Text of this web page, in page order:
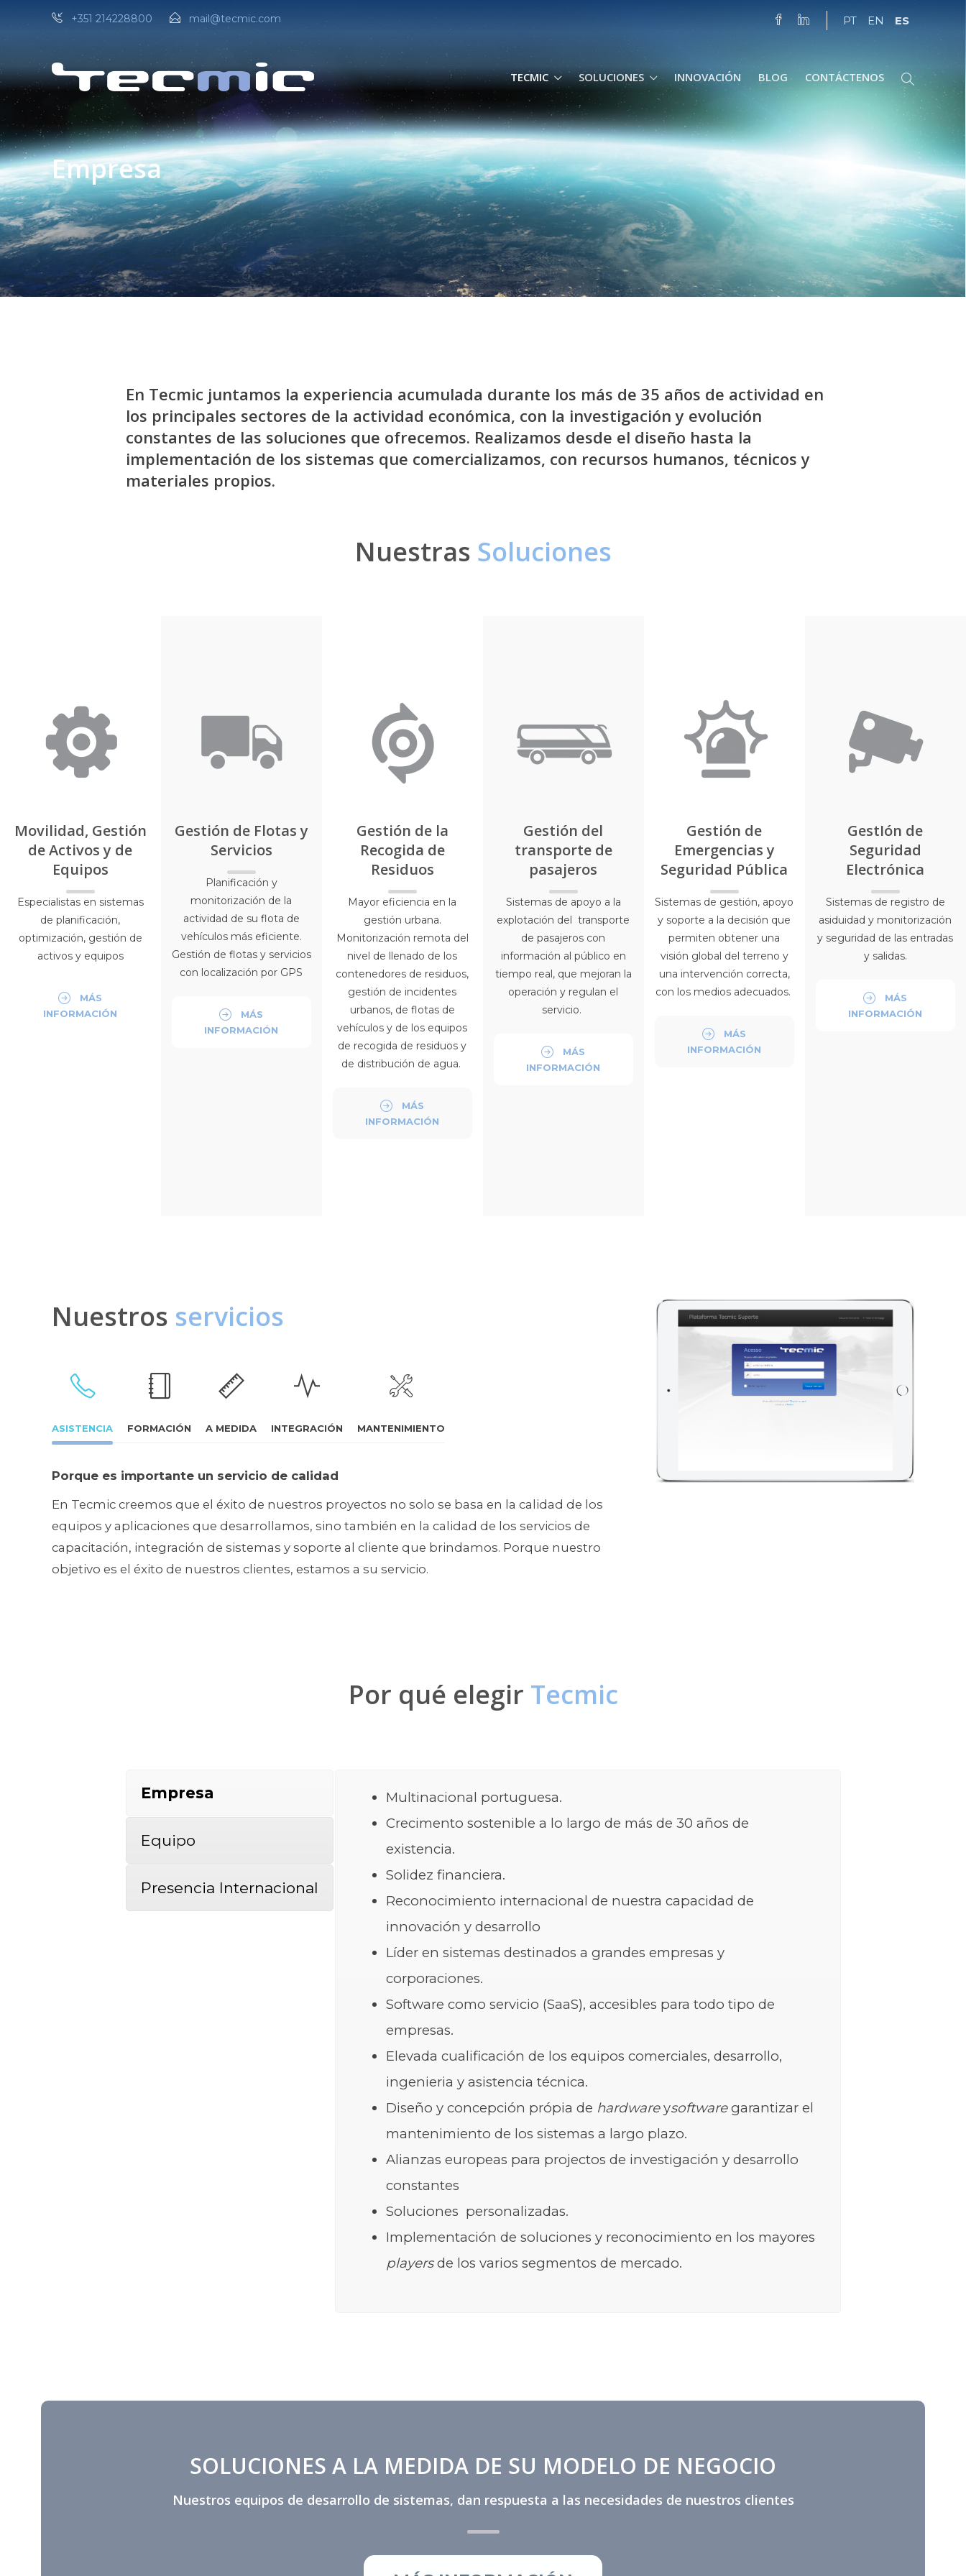
+351 214228800 mail@tecmic.com PT EN ES
TECMIC SOLUCIONES INNOVACIÓN BLOG CONTÁCTENOS
Empresa
En Tecmic juntamos la experiencia acumulada durante los más de 35 años de actividad en
los principales sectores de la actividad económica, con la investigación y evolución
constantes de las soluciones que ofrecemos. Realizamos desde el diseño hasta la
implementación de los sistemas que comercializamos, con recursos humanos, técnicos y
materiales propios.
Nuestras Soluciones
Movilidad, Gestión
de Activos y de
Equipos
Especialistas en sistemas
de planificación,
optimización, gestión de
activos y equipos
MÁS
INFORMACIÓN
Gestión de Flotas y
Servicios
Planificación y
monitorización de la
actividad de su flota de
vehículos más eficiente.
Gestión de flotas y servicios
con localización por GPS
MÁS
INFORMACIÓN
Gestión de la
Recogida de
Residuos
Mayor eficiencia en la
gestión urbana.
Monitorización remota del
nivel de llenado de los
contenedores de residuos,
gestión de incidentes
urbanos, de flotas de
vehículos y de los equipos
de recogida de residuos y
de distribución de agua.
MÁS
INFORMACIÓN
Gestión del
transporte de
pasajeros
Sistemas de apoyo a la
explotación del transporte
de pasajeros con
información al público en
tiempo real, que mejoran la
operación y regulan el
servicio.
MÁS
INFORMACIÓN
Gestión de
Emergencias y
Seguridad Pública
Sistemas de gestión, apoyo
y soporte a la decisión que
permiten obtener una
visión global del terreno y
una intervención correcta,
con los medios adecuados.
MÁS
INFORMACIÓN
GestIón de
Seguridad
Electrónica
Sistemas de registro de
asiduidad y monitorización
y seguridad de las entradas
y salidas.
MÁS
INFORMACIÓN
Nuestros servicios
ASISTENCIA FORMACIÓN A MEDIDA INTEGRACIÓN MANTENIMIENTO
Porque es importante un servicio de calidad
En Tecmic creemos que el éxito de nuestros proyectos no solo se basa en la calidad de los
equipos y aplicaciones que desarrollamos, sino también en la calidad de los servicios de
capacitación, integración de sistemas y soporte al cliente que brindamos. Porque nuestro
objetivo es el éxito de nuestros clientes, estamos a su servicio.
Por qué elegir Tecmic
Empresa
Equipo
Presencia Internacional
Multinacional portuguesa.
Crecimento sostenible a lo largo de más de 30 años de
existencia.
Solidez financiera.
Reconocimiento internacional de nuestra capacidad de
innovación y desarrollo
Líder en sistemas destinados a grandes empresas y
corporaciones.
Software como servicio (SaaS), accesibles para todo tipo de
empresas.
Elevada cualificación de los equipos comerciales, desarrollo,
ingenieria y asistencia técnica.
Diseño y concepción própia de hardwareysoftwaregarantizar el
mantenimiento de los sistemas a largo plazo.
Alianzas europeas para projectos de investigación y desarrollo
constantes
Soluciones personalizadas.
Implementación de soluciones y reconocimiento en los mayores
playersde los varios segmentos de mercado.
SOLUCIONES A LA MEDIDA DE SU MODELO DE NEGOCIO
Nuestros equipos de desarrollo de sistemas, dan respuesta a las necesidades de nuestros clientes